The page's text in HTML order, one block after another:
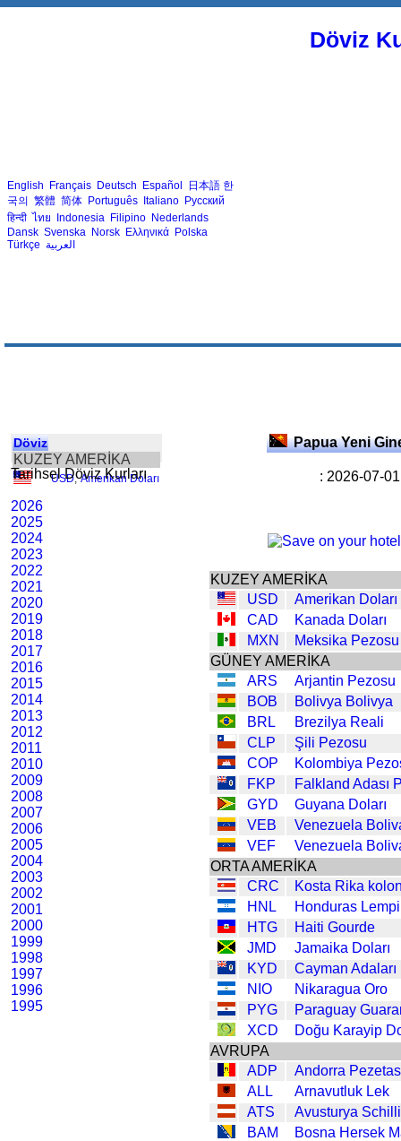
Döviz
English Français Deutsch Español 日本語 한
국의 繁體 简体 Português Italiano Русский
हिन्दी ไทย Indonesia Filipino Nederlands
Dansk Svenska Norsk Ελληνικά Polska
Türkçe العربية
Döviz
KUZEY AMERİKA
USD, Amerikan Doları
Tarihsel Döviz Kurları
2026
2025
2024
2023
2022
2021
2020
2019
2018
2017
2016
2015
2014
2013
2012
2011
2010
2009
2008
2007
2006
2005
2004
2003
2002
2001
2000
1999
1998
1997
1996
1995
Papua Yeni
: 2026-07-
KUZEY AMERİKA
USD
Amerikan Doları
CAD
Kanada Doları
MXN
Meksika Pezosu
GÜNEY AMERİKA
ARS
Arjantin Pezosu
BOB
Bolivya Bolivya
BRL
Brezilya Reali
CLP
Şili Pezosu
COP
Kolombiya
FKP
Falkland Adası
GYD
Guyana Doları
VEB
Venezuela
VEF
Venezuela
ORTA AMERİKA
CRC
Kosta Rika
HNL
Honduras
HTG
Haiti Gourde
JMD
Jamaika Doları
KYD
Cayman Adaları
NIO
Nikaragua Oro
PYG
Paraguay
XCD
Doğu Karayip
AVRUPA
ADP
Andorra
ALL
Arnavutluk Lek
ATS
Avusturya
BAM
Bosna Hersek